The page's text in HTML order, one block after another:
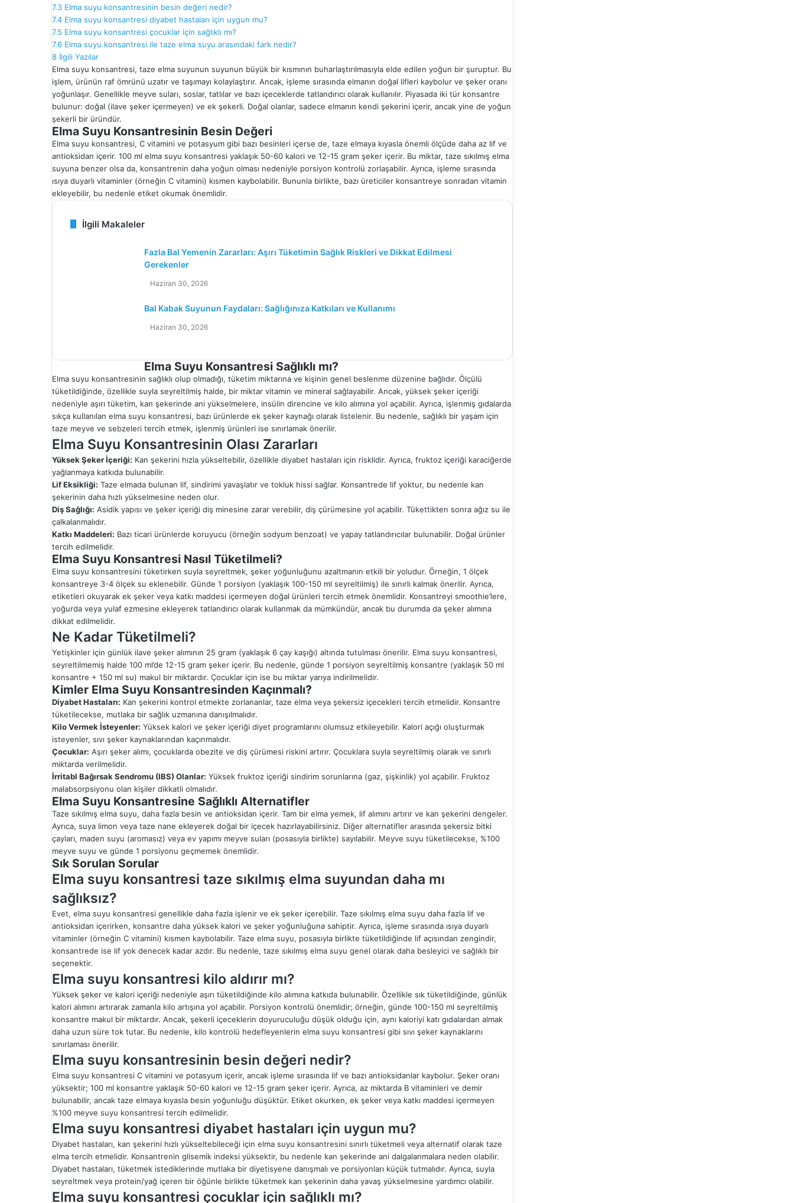
7.3 Elma suyu konsantresinin besin değeri nedir?
7.4 Elma suyu konsantresi diyabet hastaları için uygun mu?
7.5 Elma suyu konsantresi çocuklar için sağlıklı mı?
7.6 Elma suyu konsantresi ile taze elma suyu arasındaki fark nedir?
8 İlgili Yazılar
Elma suyu konsantresi, taze elma suyunun suyunun büyük bir kısmının buharlaştırılmasıyla elde edilen yoğun bir şuruptur. Bu
işlem, ürünün raf ömrünü uzatır ve taşımayı kolaylaştırır. Ancak, işleme sırasında elmanın doğal lifleri kaybolur ve şeker oranı
yoğunlaşır. Genellikle meyve suları, soslar, tatlılar ve bazı içeceklerde tatlandırıcı olarak kullanılır. Piyasada iki tür konsantre
bulunur: doğal (ilave şeker içermeyen) ve ek şekerli. Doğal olanlar, sadece elmanın kendi şekerini içerir, ancak yine de yoğun
şekerli bir üründür.
Elma Suyu Konsantresinin Besin Değeri
Elma suyu konsantresi, C vitamini ve potasyum gibi bazı besinleri içerse de, taze elmaya kıyasla önemli ölçüde daha az lif ve
antioksidan içerir. 100 ml elma suyu konsantresi yaklaşık 50-60 kalori ve 12-15 gram şeker içerir. Bu miktar, taze sıkılmış elma
suyuna benzer olsa da, konsantrenin daha yoğun olması nedeniyle porsiyon kontrolü zorlaşabilir. Ayrıca, işleme sırasında
ısıya duyarlı vitaminler (örneğin C vitamini) kısmen kaybolabilir. Bununla birlikte, bazı üreticiler konsantreye sonradan vitamin
ekleyebilir, bu nedenle etiket okumak önemlidir.
İlgili Makaleler
Fazla Bal Yemenin Zararları: Aşırı Tüketimin Sağlık Riskleri ve Dikkat Edilmesi
Gerekenler
Haziran 30, 2026
Bal Kabak Suyunun Faydaları: Sağlığınıza Katkıları ve Kullanımı
Haziran 30, 2026
Elma Suyu Konsantresi Sağlıklı mı?
Elma suyu konsantresinin sağlıklı olup olmadığı, tüketim miktarına ve kişinin genel beslenme düzenine bağlıdır. Ölçülü
tüketildiğinde, özellikle suyla seyreltilmiş halde, bir miktar vitamin ve mineral sağlayabilir. Ancak, yüksek şeker içeriği
nedeniyle aşırı tüketim, kan şekerinde ani yükselmelere, insülin direncine ve kilo alımına yol açabilir. Ayrıca, işlenmiş gıdalarda
sıkça kullanılan elma suyu konsantresi, bazı ürünlerde ek şeker kaynağı olarak listelenir. Bu nedenle, sağlıklı bir yaşam için
taze meyve ve sebzeleri tercih etmek, işlenmiş ürünleri ise sınırlamak önerilir.
Elma Suyu Konsantresinin Olası Zararları
Yüksek Şeker İçeriği: Kan şekerini hızla yükseltebilir, özellikle diyabet hastaları için risklidir. Ayrıca, fruktoz içeriği karaciğerde
yağlanmaya katkıda bulunabilir.
Lif Eksikliği: Taze elmada bulunan lif, sindirimi yavaşlatır ve tokluk hissi sağlar. Konsantrede lif yoktur, bu nedenle kan
şekerinin daha hızlı yükselmesine neden olur.
Diş Sağlığı: Asidik yapısı ve şeker içeriği diş minesine zarar verebilir, diş çürümesine yol açabilir. Tükettikten sonra ağız su ile
çalkalanmalıdır.
Katkı Maddeleri: Bazı ticari ürünlerde koruyucu (örneğin sodyum benzoat) ve yapay tatlandırıcılar bulunabilir. Doğal ürünler
tercih edilmelidir.
Elma Suyu Konsantresi Nasıl Tüketilmeli?
Elma suyu konsantresini tüketirken suyla seyreltmek, şeker yoğunluğunu azaltmanın etkili bir yoludur. Örneğin, 1 ölçek
konsantreye 3-4 ölçek su eklenebilir. Günde 1 porsiyon (yaklaşık 100-150 ml seyreltilmiş) ile sınırlı kalmak önerilir. Ayrıca,
etiketleri okuyarak ek şeker veya katkı maddesi içermeyen doğal ürünleri tercih etmek önemlidir. Konsantreyi smoothie’lere,
yoğurda veya yulaf ezmesine ekleyerek tatlandırıcı olarak kullanmak da mümkündür, ancak bu durumda da şeker alımına
dikkat edilmelidir.
Ne Kadar Tüketilmeli?
Yetişkinler için günlük ilave şeker alımının 25 gram (yaklaşık 6 çay kaşığı) altında tutulması önerilir. Elma suyu konsantresi,
seyreltilmemiş halde 100 ml’de 12-15 gram şeker içerir. Bu nedenle, günde 1 porsiyon seyreltilmiş konsantre (yaklaşık 50 ml
konsantre + 150 ml su) makul bir miktardır. Çocuklar için ise bu miktar yarıya indirilmelidir.
Kimler Elma Suyu Konsantresinden Kaçınmalı?
Diyabet Hastaları: Kan şekerini kontrol etmekte zorlananlar, taze elma veya şekersiz içecekleri tercih etmelidir. Konsantre
tüketilecekse, mutlaka bir sağlık uzmanına danışılmalıdır.
Kilo Vermek İsteyenler: Yüksek kalori ve şeker içeriği diyet programlarını olumsuz etkileyebilir. Kalori açığı oluşturmak
isteyenler, sıvı şeker kaynaklarından kaçınmalıdır.
Çocuklar: Aşırı şeker alımı, çocuklarda obezite ve diş çürümesi riskini artırır. Çocuklara suyla seyreltilmiş olarak ve sınırlı
miktarda verilmelidir.
İrritabl Bağırsak Sendromu (IBS) Olanlar: Yüksek fruktoz içeriği sindirim sorunlarına (gaz, şişkinlik) yol açabilir. Fruktoz
malabsorpsiyonu olan kişiler dikkatli olmalıdır.
Elma Suyu Konsantresine Sağlıklı Alternatifler
Taze sıkılmış elma suyu, daha fazla besin ve antioksidan içerir. Tam bir elma yemek, lif alımını artırır ve kan şekerini dengeler.
Ayrıca, suya limon veya taze nane ekleyerek doğal bir içecek hazırlayabilirsiniz. Diğer alternatifler arasında şekersiz bitki
çayları, maden suyu (aromasız) veya ev yapımı meyve suları (posasıyla birlikte) sayılabilir. Meyve suyu tüketilecekse, %100
meyve suyu ve günde 1 porsiyonu geçmemek önemlidir.
Sık Sorulan Sorular
Elma suyu konsantresi taze sıkılmış elma suyundan daha mı
sağlıksız?
Evet, elma suyu konsantresi genellikle daha fazla işlenir ve ek şeker içerebilir. Taze sıkılmış elma suyu daha fazla lif ve
antioksidan içerirken, konsantre daha yüksek kalori ve şeker yoğunluğuna sahiptir. Ayrıca, işleme sırasında ısıya duyarlı
vitaminler (örneğin C vitamini) kısmen kaybolabilir. Taze elma suyu, posasıyla birlikte tüketildiğinde lif açısından zengindir,
konsantrede ise lif yok denecek kadar azdır. Bu nedenle, taze sıkılmış elma suyu genel olarak daha besleyici ve sağlıklı bir
seçenektir.
Elma suyu konsantresi kilo aldırır mı?
Yüksek şeker ve kalori içeriği nedeniyle aşırı tüketildiğinde kilo alımına katkıda bulunabilir. Özellikle sık tüketildiğinde, günlük
kalori alımını artırarak zamanla kilo artışına yol açabilir. Porsiyon kontrolü önemlidir; örneğin, günde 100-150 ml seyreltilmiş
konsantre makul bir miktardır. Ancak, şekerli içeceklerin doyuruculuğu düşük olduğu için, aynı kaloriyi katı gıdalardan almak
daha uzun süre tok tutar. Bu nedenle, kilo kontrolü hedefleyenlerin elma suyu konsantresi gibi sıvı şeker kaynaklarını
sınırlaması önerilir.
Elma suyu konsantresinin besin değeri nedir?
Elma suyu konsantresi C vitamini ve potasyum içerir, ancak işleme sırasında lif ve bazı antioksidanlar kaybolur. Şeker oranı
yüksektir; 100 ml konsantre yaklaşık 50-60 kalori ve 12-15 gram şeker içerir. Ayrıca, az miktarda B vitaminleri ve demir
bulunabilir, ancak taze elmaya kıyasla besin yoğunluğu düşüktür. Etiket okurken, ek şeker veya katkı maddesi içermeyen
%100 meyve suyu konsantresi tercih edilmelidir.
Elma suyu konsantresi diyabet hastaları için uygun mu?
Diyabet hastaları, kan şekerini hızlı yükseltebileceği için elma suyu konsantresini sınırlı tüketmeli veya alternatif olarak taze
elma tercih etmelidir. Konsantrenin glisemik indeksi yüksektir, bu nedenle kan şekerinde ani dalgalanmalara neden olabilir.
Diyabet hastaları, tüketmek istediklerinde mutlaka bir diyetisyene danışmalı ve porsiyonları küçük tutmalıdır. Ayrıca, suyla
seyreltmek veya protein/yağ içeren bir öğünle birlikte tüketmek kan şekerinin daha yavaş yükselmesine yardımcı olabilir.
Elma suyu konsantresi çocuklar için sağlıklı mı?